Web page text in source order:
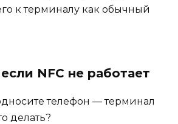
к терминалу как обычный
NFC не работает
телефон — терминал
делать?